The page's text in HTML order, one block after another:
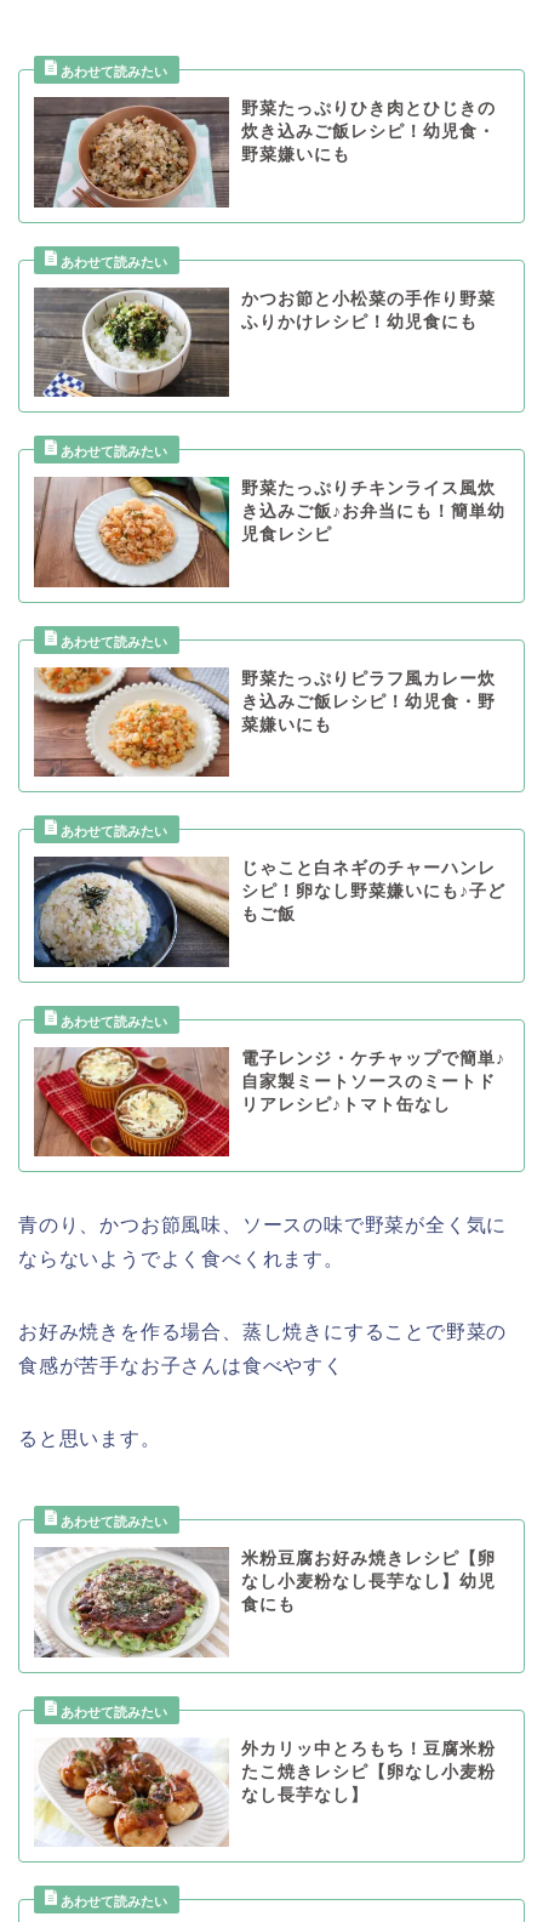
野菜たっぷりひき肉とひじきの
炊き込みご飯レシピ！幼児食・
野菜嫌いにも
かつお節と小松菜の手作り野菜
ふりかけレシピ！幼児食にも
野菜たっぷりチキンライス風炊
き込みご飯♪お弁当にも！簡単幼
児食レシピ
野菜たっぷりピラフ風カレー炊
き込みご飯レシピ！幼児食・野
菜嫌いにも
じゃこと白ネギのチャーハンレ
シピ！卵なし野菜嫌いにも♪子ど
もご飯
電子レンジ・ケチャップで簡単♪
自家製ミートソースのミートド
リアレシピ♪トマト缶なし
青のり、かつお節風味、ソースの味で野菜が全く気に
ならないようでよく食べくれます。
お好み焼きを作る場合、蒸し焼きにすることで野菜の
食感が苦手なお子さんは食べやすく
ると思います。
米粉豆腐お好み焼きレシピ【卵
なし小麦粉なし長芋なし】幼児
食にも
外カリッ中とろもち！豆腐米粉
たこ焼きレシピ【卵なし小麦粉
なし長芋なし】